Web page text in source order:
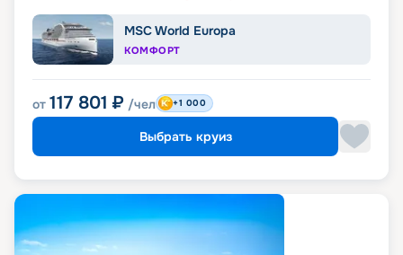
MSC World Europa
КОМФОРТ
от 117 801 ₽ /чел +1 000
Выбрать круиз